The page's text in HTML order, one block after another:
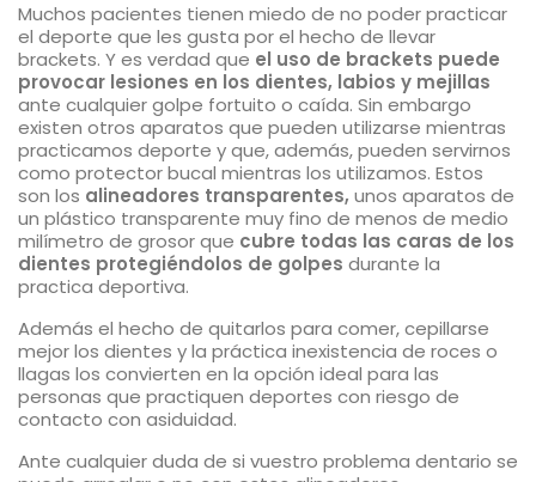
Muchos pacientes tienen miedo de no poder practicar
el deporte que les gusta por el hecho de llevar
brackets. Y es verdad que el uso de brackets puede
provocar lesiones en los dientes, labios y mejillas
ante cualquier golpe fortuito o caída. Sin embargo
existen otros aparatos que pueden utilizarse mientras
practicamos deporte y que, además, pueden servirnos
como protector bucal mientras los utilizamos. Estos
son los alineadores transparentes, unos aparatos de
un plástico transparente muy fino de menos de medio
milímetro de grosor que cubre todas las caras de los
dientes protegiéndolos de golpes durante la
practica deportiva.
Además el hecho de quitarlos para comer, cepillarse
mejor los dientes y la práctica inexistencia de roces o
llagas los convierten en la opción ideal para las
personas que practiquen deportes con riesgo de
contacto con asiduidad.
Ante cualquier duda de si vuestro problema dentario se